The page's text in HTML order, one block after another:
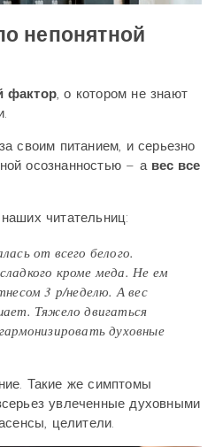
непонятной
фактор, о котором не знают
своим питанием, и серьезно
осознанностью – а вес все
читательниц:
от всего белого.
кроме меда. Не ем
3 р/неделю. А вес
Тяжело двигаться
духовные
Такие же симптомы
увлеченные духовными
целители.